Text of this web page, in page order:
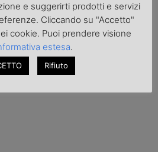
K44
e suggerirti prodotti e servizi
Cliccando su "Accetto"
cookie. Puoi prendere visione
estesa.
Rifiuto